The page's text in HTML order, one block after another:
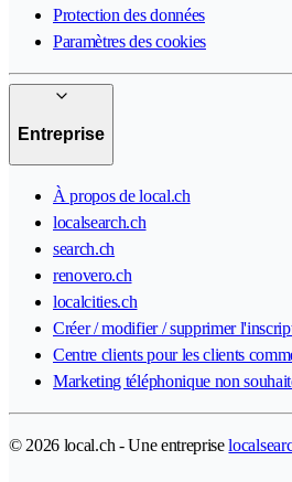
Protection des données
Paramètres des cookies
Entreprise
À propos de local.ch
localsearch.ch
search.ch
renovero.ch
localcities.ch
Créer / modifier / supprimer
Centre clients pour les clients
Marketing téléphonique non
© 2026 local.ch - Une entreprise